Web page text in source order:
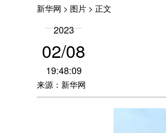
新华网 > 图片 > 正文
2023
02/08
19:48:09
来源：新华网